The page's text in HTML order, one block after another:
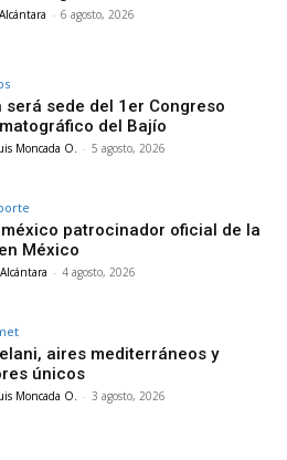
- 6 agosto, 2026
será sede del 1er Congreso
del Bajío
Moncada O. - 5 agosto, 2026
patrocinador oficial de la
México
- 4 agosto, 2026
aires mediterráneos y
únicos
Moncada O. - 3 agosto, 2026